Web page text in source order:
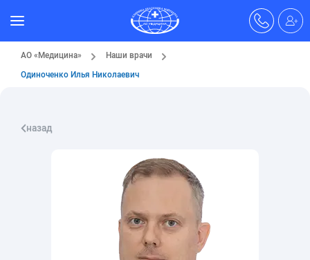
АО «Медицина»
Наши врачи
Одиноченко Илья Николаевич
назад